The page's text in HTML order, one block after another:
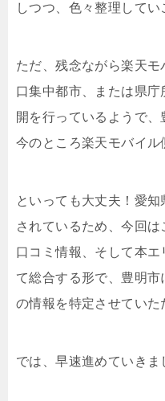
しつつ、色々整理してい
ただ、残念ながら楽天モ
口集中都市、または県
開を行っているようで、
今のところ楽天モバイル
といっても大丈夫！愛
されているため、今回
口コミ情報、そして本
て総合する形で、豊明
の情報を特定させていた
では、早速進めていきま